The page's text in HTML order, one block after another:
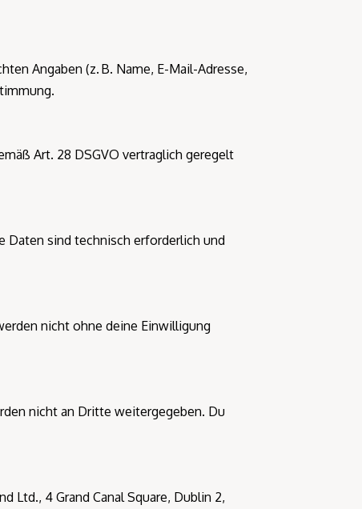
Angaben (z. B. Name, E-Mail-Adresse,
Art. 28 DSGVO vertraglich geregelt
Daten sind technisch erforderlich und
nicht ohne deine Einwilligung
nicht an Dritte weitergegeben. Du
Ltd., 4 Grand Canal Square, Dublin 2,